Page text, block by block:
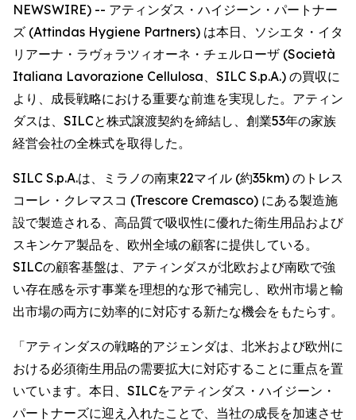
NEWSWIRE) -- アティンダス・ハイジーン・パートナー
ズ (Attindas Hygiene Partners) は本日、ソシエタ・イタ
リアーナ・ラヴォラツィオーネ・チェルローザ (Società
Italiana Lavorazione Cellulosa、SILC S.p.A.) の買収に
より、成長戦略における重要な前進を実現した。アティン
ダスは、SILCと株式譲渡契約を締結し、創業53年の家族
経営会社の全株式を取得した。
SILC S.p.A.は、ミラノの南東22マイル (約35km) のトレス
コーレ・クレマスコ (Trescore Cremasco) にある製造施
設で製造される、高品質で吸収性に優れた衛生用品および
スキンケア製品を、欧州全域の顧客に提供している。
SILCの顧客基盤は、アティンダスが北欧および南欧で強
い存在感を示す事業を理想的な形で補完し、欧州市場と輸
出市場の両方に効率的に対応する新たな機会をもたらす。
「アティンダスの戦略的アジェンダは、北米および欧州に
おける必須衛生用品の需要拡大に対応することに重点を置
いています。本日、SILCをアティンダス・ハイジーン・
パートナーズに迎え入れたことで、当社の成長を加速させ